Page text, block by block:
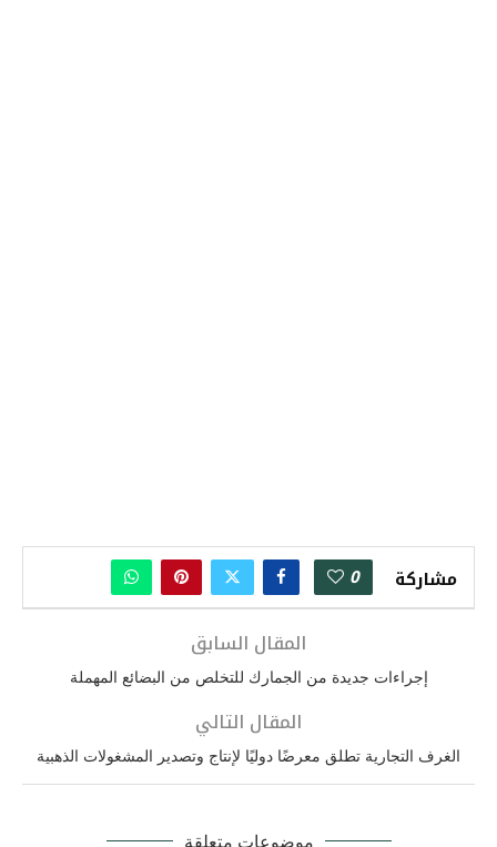
مشاركة 0
المقال السابق
إجراءات جديدة من الجمارك للتخلص من البضائع المهملة
المقال التالي
الغرف التجارية تطلق معرضًا دوليًا لإنتاج وتصدير المشغولات الذهبية
موضوعات متعلقة